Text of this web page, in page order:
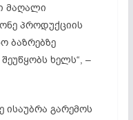
მაღალი
პროდუქციის
ბაზრებზე
ხელს“, –
გარემოს